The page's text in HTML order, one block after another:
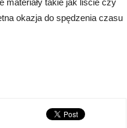
materiały takie jak liście czy
okazja do spędzenia czasu